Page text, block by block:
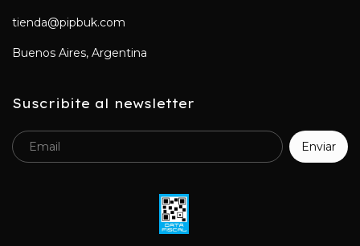
tienda@pipbuk.com
Buenos Aires, Argentina
Suscribite al newsletter